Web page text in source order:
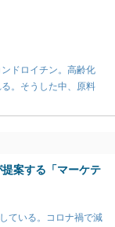
ドロイチン。高齢化
。そうした中、原料
案する「マーケテ
ている。コロナ禍で減